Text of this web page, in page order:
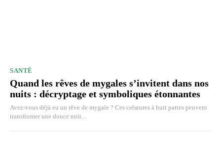
SANTÉ
Quand les rêves de mygales s’invitent dans nos
nuits : décryptage et symboliques étonnantes
Avez-vous déjà eu un rêve de mygale ? Ces créatures à huit pattes peuvent
transformer une douce nuit...